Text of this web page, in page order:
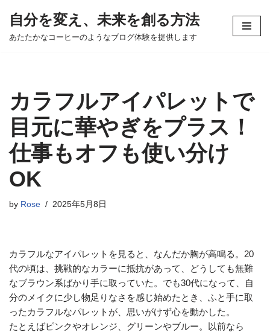
コ
へ
ス
キ
ッ
プ
自分を変え、未来を創る方法
あたたかなコーヒーのようなブログ体験を提供します
カラフルアイパレットで
目元に華やぎをプラス！
仕事もオフも使い分け
OK
by Rose 2025年5月8日
カラフルなアイパレットを見ると、なんだか胸が高鳴る。20
代の頃は、挑戦的なカラーに抵抗があって、どうしても無難
なブラウン系ばかり手に取っていた。でも30代になって、自
分のメイクに少し物足りなさを感じ始めたとき、ふと手に取
ったカラフルなパレットが、思いがけず心を動かした。
たとえばピンクやオレンジ、グリーンやブルー。以前なら